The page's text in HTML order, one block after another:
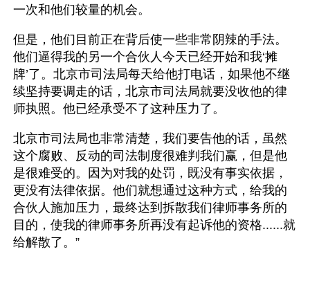
一次和他们较量的机会。
但是，他们目前正在背后使一些非常阴辣的手法。
他们逼得我的另一个合伙人今天已经开始和我‘摊
牌’了。北京市司法局每天给他打电话，如果他不继
续坚持要调走的话，北京市司法局就要没收他的律
师执照。他已经承受不了这种压力了。
北京市司法局也非常清楚，我们要告他的话，虽然
这个腐败、反动的司法制度很难判我们赢，但是他
是很难受的。因为对我的处罚，既没有事实依据，
更没有法律依据。他们就想通过这种方式，给我的
合伙人施加压力，最终达到拆散我们律师事务所的
目的，使我的律师事务所再没有起诉他的资格......就
给解散了。”